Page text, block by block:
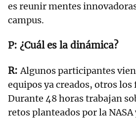
es reunir mentes
campus.
¿Cuál es la dinámica?
Algunos participantes
equipos ya creados, otros
Durante 48 horas trabajan
retos planteados por la